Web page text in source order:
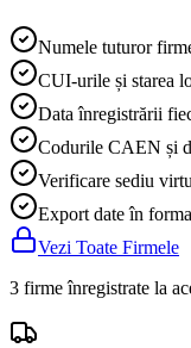
Numele tuturor
CUI-urile și starea
Data înregistrării
Codurile CAEN și
Verificare sediu
Export date în
Vezi Toate Firmele
3 firme înregistrate la